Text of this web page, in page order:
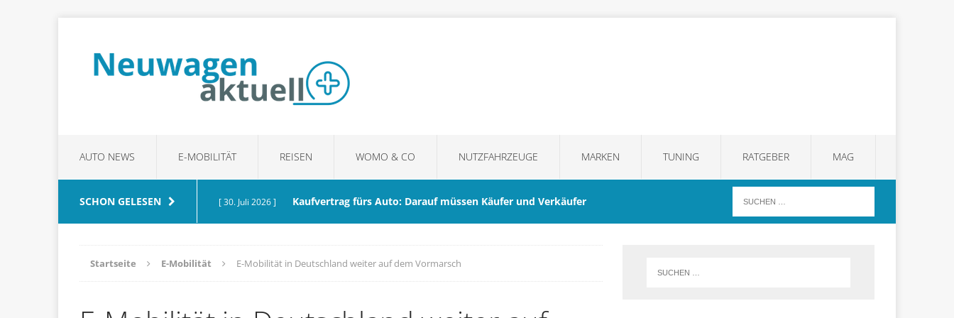
AUTO NEWS E-MOBILITÄT REISEN WOMO & CO NUTZFAHRZEUGE MARKEN TUNING RATGEBER MAG
SCHON GELESEN [ 30. Juli 2026 ] Kaufvertrag fürs Auto: Darauf müssen Käufer und Verkäufer
achten RATGEBER
Startseite E-Mobilität E-Mobilität in Deutschland weiter auf dem Vormarsch